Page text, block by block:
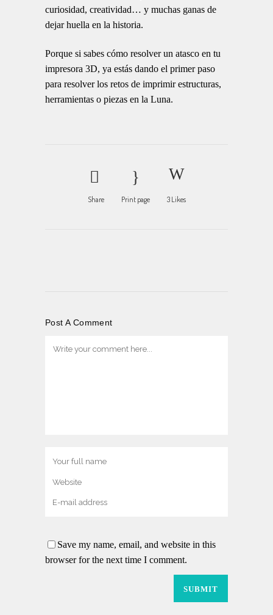
curiosidad, creatividad… y muchas ganas de
dejar huella en la historia.
Porque si sabes cómo resolver un atasco en tu
impresora 3D, ya estás dando el primer paso
para resolver los retos de imprimir estructuras,
herramientas o piezas en la Luna.
Share Print page 3Likes
Post A Comment
Save my name, email, and website in this
browser for the next time I comment.